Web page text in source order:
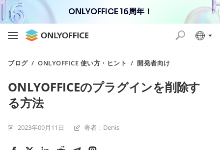
ONLYOFFICE 16周年！
ブログ/ONLYOFFICE 使い方・ヒント /開発者向け
ONLYOFFICEのプラグインを削除す
る方法
2023年09月11日 著者：Denis